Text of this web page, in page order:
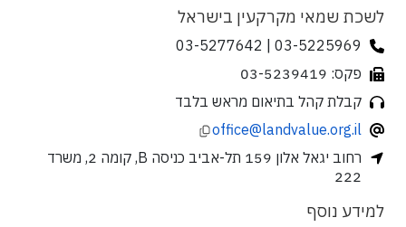
לשכת שמאי מקרקעין בישראל
03-5225969 | 03-5277642
פקס: 03-5239419
קבלת קהל בתיאום מראש בלבד
office@landvalue.org.il
רחוב יגאל אלון 159 תל-אביב כניסה B, קומה 2, משרד
222
למידע נוסף